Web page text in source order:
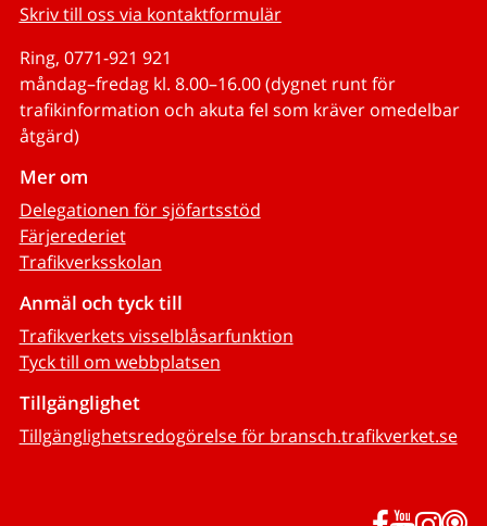
Skriv till oss via kontaktformulär
Ring, 0771-921 921
måndag–fredag kl. 8.00–16.00 (dygnet runt för
trafikinformation och akuta fel som kräver omedelbar
åtgärd)
Mer om
Delegationen för sjöfartsstöd
Färjerederiet
Trafikverksskolan
Anmäl och tyck till
Trafikverkets visselblåsarfunktion
Tyck till om webbplatsen
Tillgänglighet
Tillgänglighetsredogörelse för bransch.trafikverket.se